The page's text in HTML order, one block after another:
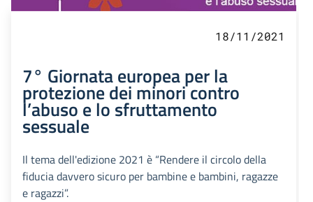
18/11/2021
7° Giornata europea per la
protezione dei minori contro
l’abuso e lo sfruttamento
sessuale
Il tema dell'edizione 2021 è “Rendere il circolo della
fiducia davvero sicuro per bambine e bambini, ragazze
e ragazzi”.